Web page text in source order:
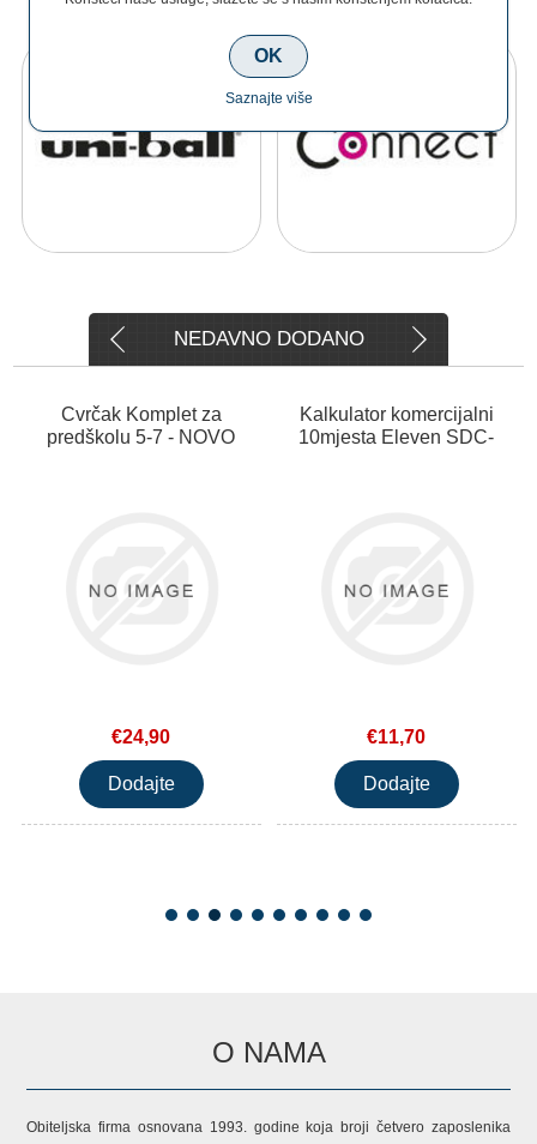
NEDAVNO DODANO
Cvrčak Komplet za
predškolu 5-7 - NOVO
€24,90
Kalkulator komercijalni
10mjesta Eleven SDC-
€11,70
O NAMA
Obiteljska firma osnovana 1993. godine koja broji četvero zaposlenika
OK
Saznajte više